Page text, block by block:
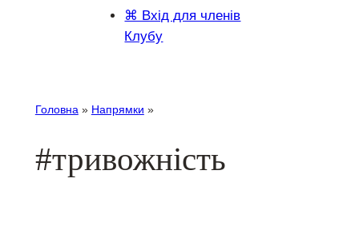
⌘ Вхід для членів
Клубу
Головна » Напрямки »
#тривожність